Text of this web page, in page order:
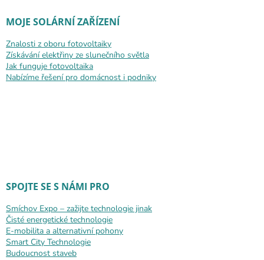
MOJE SOLÁRNÍ ZAŘÍZENÍ
Znalosti z oboru fotovoltaiky
Získávání elektřiny ze slunečního světla
Jak funguje fotovoltaika
Nabízíme řešení pro domácnost i podniky
SPOJTE SE S NÁMI PRO
Smíchov Expo – zažijte technologie jinak
Čisté energetické technologie
E-mobilita a alternativní pohony
Smart City Technologie
Budoucnost staveb